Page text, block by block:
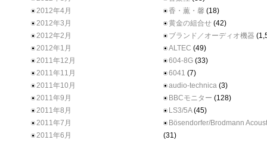
2012年4月
2012年3月
2012年2月
2012年1月
2011年12月
2011年11月
2011年10月
2011年9月
2011年8月
2011年7月
2011年6月
香・薫・馨 (18)
黄金の組合せ (42)
ブランド／オーディオ機器
ALTEC (49)
604-8G (33)
6041 (7)
audio-technica (3)
BBCモニター (128)
LS3/5A(45)
Bösendorfer/Brodmann
(31)